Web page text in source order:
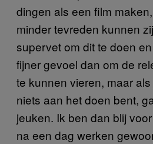
dingen als een film
minder tevreden kunnen
supervet om dit te doen
fijner gevoel dan om de
te kunnen vieren, maar
niets aan het doen bent,
jeuken. Ik ben dan blij
na een dag werken